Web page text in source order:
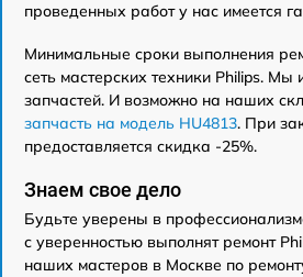
проведенных работ у нас имеется
Минимальные сроки выполнения
сеть мастерских техники Philips. Мы
запчастей. И возможно на наших
запчасть на модель HU4813. При
предоставляется скидка -25%.
Знаем свое дело
Будьте уверены в
с уверенностью выполнят ремонт
наших мастеров в Москве по